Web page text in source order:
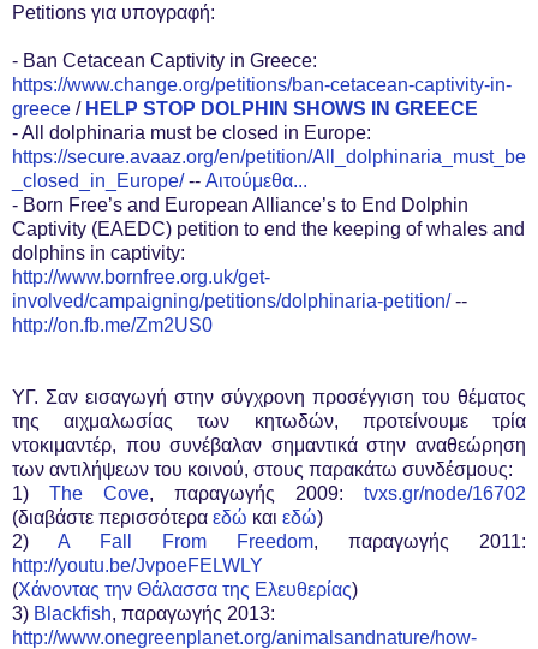
Petitions για υπογραφή:
- Ban Cetacean Captivity in Greece:
https://www.change.org/petitions/ban-cetacean-captivity-in-
greece / HELP STOP DOLPHIN SHOWS IN GREECE
- All dolphinaria must be closed in Europe:
https://secure.avaaz.org/en/petition/All_dolphinaria_must_be
_closed_in_Europe/-- Αιτούμεθα...
- Born Free’s and European Alliance’s to End Dolphin
Captivity (EAEDC) petition to end the keeping of whales and
dolphins in captivity:
http://www.bornfree.org.uk/get-
involved/campaigning/petitions/dolphinaria-petition/--
http://on.fb.me/Zm2US0
YΓ. Σαν εισαγωγή στην σύγχρονη προσέγγιση του θέματος
της αιχμαλωσίας των κητωδών, προτείνουμε τρία
ντοκιμαντέρ, που συνέβαλαν σημαντικά στην αναθεώρηση
των αντιλήψεων του κοινού, στους παρακάτω συνδέσμους:
1) The Cove, παραγωγής 2009: tvxs.gr/node/16702
(διαβάστε περισσότερα εδώ και εδώ)
2) A Fall From Freedom, παραγωγής 2011:
http://youtu.be/JvpoeFELWLY
(Χάνοντας την Θάλασσα της Ελευθερίας)
3) Blackfish, παραγωγής 2013:
http://www.onegreenplanet.org/animalsandnature/how-